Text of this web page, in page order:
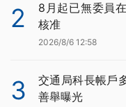
2
8月起已無委員
核准
2026/8/6 12:58
3
交通局科長帳戶
善舉曝光